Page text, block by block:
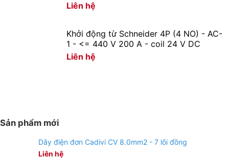
Liên hệ
Khởi động từ Schneider 4P (4 NO) - AC-
1 - <= 440 V 200 A - coil 24 V DC
Liên hệ
Sản phẩm mới
Dây điện đơn Cadivi CV 8.0mm2 - 7 lõi đồng
Liên hệ